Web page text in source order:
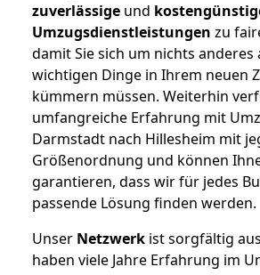
zuverlässige und
Umzugsdienstleistungen zu
damit Sie sich um nichts anderes
wichtigen Dinge in Ihrem neuen
kümmern müssen. Weiterhin
umfangreiche Erfahrung mit
Darmstadt nach Hillesheim mit
Größenordnung und können
garantieren, dass wir für jedes
passende Lösung finden werden.
Unser Netzwerk ist sorgfältig
haben viele Jahre Erfahrung im